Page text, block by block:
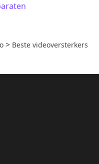
> Beste videoversterkers